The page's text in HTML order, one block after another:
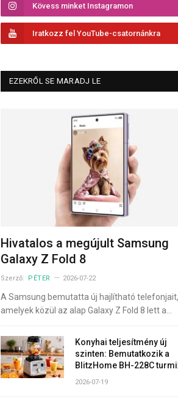
Kövess minket Instagramon
Iratkozz fel YouTube-csatornánkra
EZEKRŐL SE MARADJ LE
Hivatalos a megújult Samsung
Galaxy Z Fold 8
Szerző: PÉTER 2026-07-22
A Samsung bemutatta új hajlítható telefonjait,
amelyek közül az alap Galaxy Z Fold 8 lett a…
Konyhai teljesítmény új
szinten: Bemutatkozik a
BlitzHome BH-228C
2026-07-19